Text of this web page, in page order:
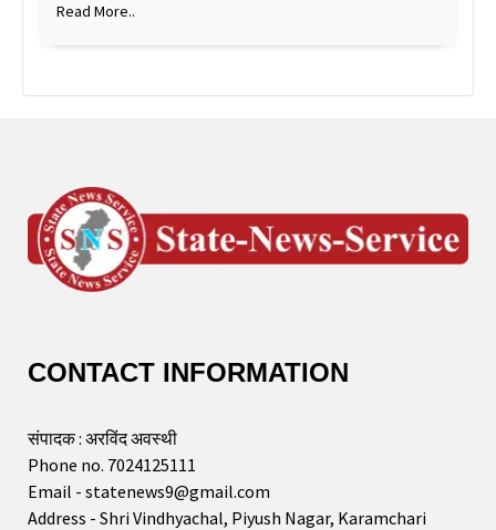
Read More..
CONTACT INFORMATION
संपादक : अरविंद अवस्थी
Phone no. 7024125111
Email - statenews9@gmail.com
Address - Shri Vindhyachal, Piyush Nagar, Karamchari